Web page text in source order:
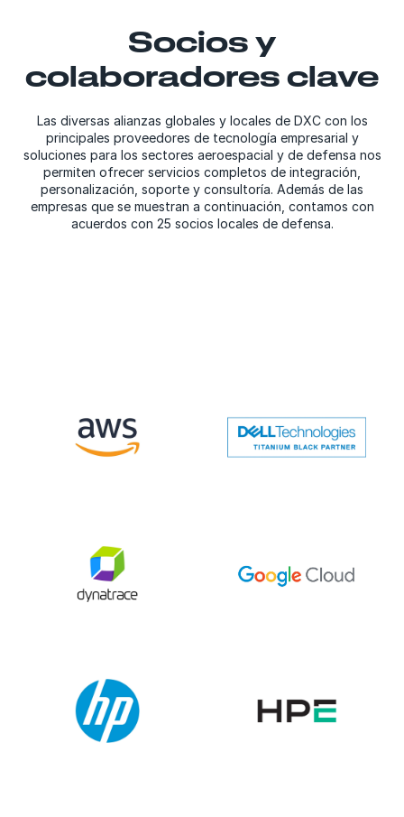
Socios y
colaboradores clave
Las diversas alianzas globales y locales de DXC con los
principales proveedores de tecnología empresarial y
soluciones para los sectores aeroespacial y de defensa nos
permiten ofrecer servicios completos de integración,
personalización, soporte y consultoría. Además de las
empresas que se muestran a continuación, contamos con
acuerdos con 25 socios locales de defensa.